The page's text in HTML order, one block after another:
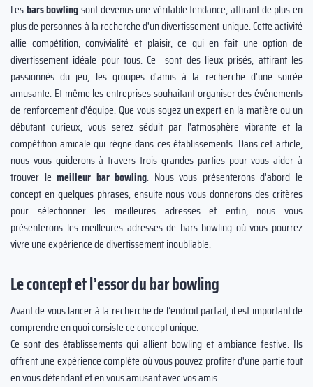
Lesbars bowlingsont devenus une véritable tendance, attirant de plus en
plus de personnes à la recherche d'un divertissement unique. Cette activité
allie compétition, convivialité et plaisir, ce qui en fait une option de
divertissement idéale pour tous. Ce sont des lieux prisés, attirant les
passionnés du jeu, les groupes d'amis à la recherche d'une soirée
amusante. Et même les entreprises souhaitant organiser des événements
de renforcement d'équipe. Que vous soyez un expert en la matière ou un
débutant curieux, vous serez séduit par l'atmosphère vibrante et la
compétition amicale qui règne dans ces établissements. Dans cet article,
nous vous guiderons à travers trois grandes parties pour vous aider à
trouver le meilleur bar bowling. Nous vous présenterons d'abord le
concept en quelques phrases, ensuite nous vous donnerons des critères
pour sélectionner les meilleures adresses et enfin, nous vous
présenterons les meilleures adresses de bars bowling où vous pourrez
vivre une expérience de divertissement inoubliable.
Le concept et l’essor du bar bowling
Avant de vous lancer à la recherche de l’endroit parfait, il est important de
comprendre en quoi consiste ce concept unique.
Ce sont des établissements qui allient bowling et ambiance festive. Ils
offrent une expérience complète où vous pouvez profiter d'une partie tout
en vous détendant et en vous amusant avec vos amis.